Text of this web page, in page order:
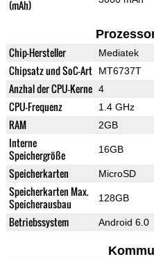
(mAh)
Chip-Hersteller Mediatek
Chipsatz und SoC-Art MT6737T
Anzhal der CPU-Kerne 4
CPU-Frequenz 1.4 GHz
RAM 2GB
Interne
Speichergröße
16GB
Speicherkarten MicroSD
Speicherkarten Max.
Speicherausbau
128GB
Betriebssystem Android 6.0